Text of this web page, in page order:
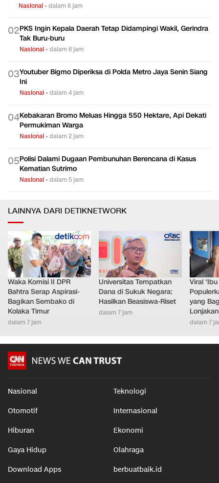
Nasional •dalam 6 jam
02PKS Ingin Kepala Daerah Tetap Didampingi Wakil, Gerindra
Tak Buru-buru
Nasional •dalam 6 jam
03Youtuber Bigmo Diperiksa di Polda Metro Jaya Senin Siang
Ini
Nasional •dalam 4 jam
04Kebakaran Bromo Meluas Hingga 550 Hektare, Api Dekati
Permukiman Warga
Nasional •dalam 2 jam
05Polisi Dalami Dugaan Pembunuhan Berencana di Kasus
Kematian Sutrimo
Nasional •dalam 5 jam
LAINNYA DARI DETIKNETWORK
Waka Komisi II DPR
Bahtra Serap Aspirasi-
Bagikan Sembako di
Kolaka Timur
dalam 7 jam
Universitas Tempatkan
Dana di Sukuk Negara:
Hasilkan Beasiswa-Riset
dalam 7 jam
Viral
yang
dalam 7
Nasional Teknologi
Otomotif Internasional
Hiburan Ekonomi
Gaya Hidup Olahraga
Download Apps berbuatbaik.id